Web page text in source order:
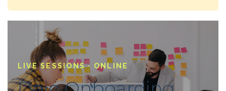
LIVE SESSIONS · ONLINE